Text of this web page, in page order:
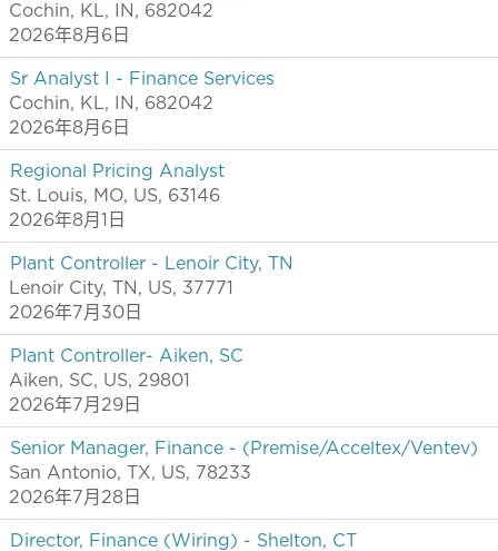
Cochin, KL, IN, 682042
2026年8月6日
Sr Analyst I - Finance Services
Cochin, KL, IN, 682042
2026年8月6日
Regional Pricing Analyst
St. Louis, MO, US, 63146
2026年8月1日
Plant Controller - Lenoir City, TN
Lenoir City, TN, US, 37771
2026年7月30日
Plant Controller- Aiken, SC
Aiken, SC, US, 29801
2026年7月29日
Senior Manager, Finance - (Premise/Acceltex/Ventev)
San Antonio, TX, US, 78233
2026年7月28日
Director, Finance (Wiring) - Shelton, CT